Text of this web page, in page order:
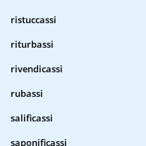
ristuccassi
riturbassi
rivendicassi
rubassi
salificassi
saponificassi